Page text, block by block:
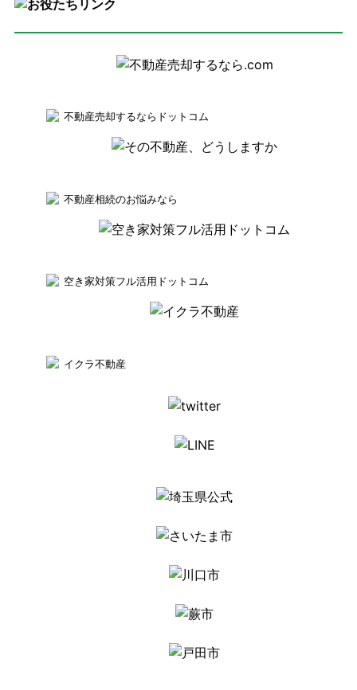
不動産売却するならドットコム
不動産相続のお悩みなら
空き家対策フル活用ドットコム
イクラ不動産